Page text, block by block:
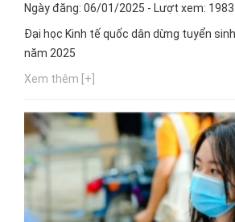
Ngày đăng: 06/01/2025 - Lượt xem: 1983
Đại học Kinh tế quốc dân dừng tuyển
năm 2025
Xem thêm [+]